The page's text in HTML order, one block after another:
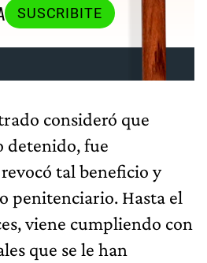
SUSCRIBITE
consideró que
detenido, fue
tal beneficio y
penitenciario. Hasta el
viene cumpliendo con
que se le han